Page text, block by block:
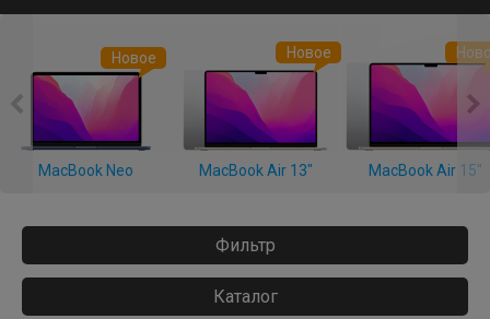
Новое
MacBook Neo
Новое
MacBook Air 13" MacBook Air 15"
Фильтр
Каталог